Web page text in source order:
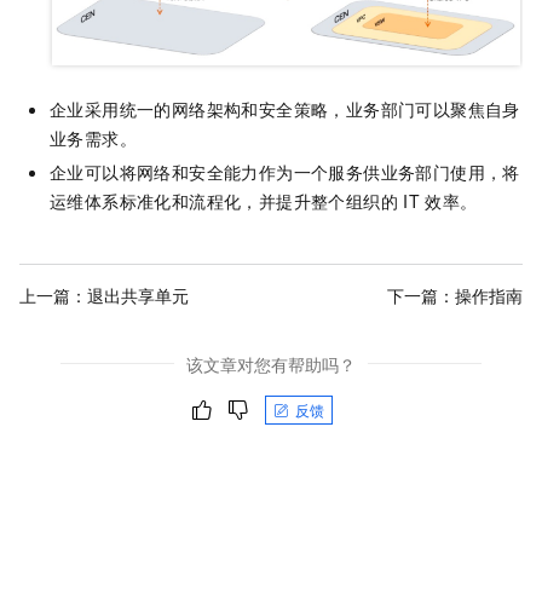
企业采用统一的网络架构和安全策略，业务部门可以聚焦自身
业务需求。
企业可以将网络和安全能力作为一个服务供业务部门使用，将
运维体系标准化和流程化，并提升整个组织的 IT 效率。
上一篇： 退出共享单元 下一篇： 操作指南
该文章对您有帮助吗？
反馈